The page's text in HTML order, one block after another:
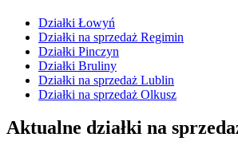
Działki Łowyń
Działki na sprzedaż Regimin
Działki Pinczyn
Działki Bruliny
Działki na sprzedaż Lublin
Działki na sprzedaż Olkusz
Aktualne działki na